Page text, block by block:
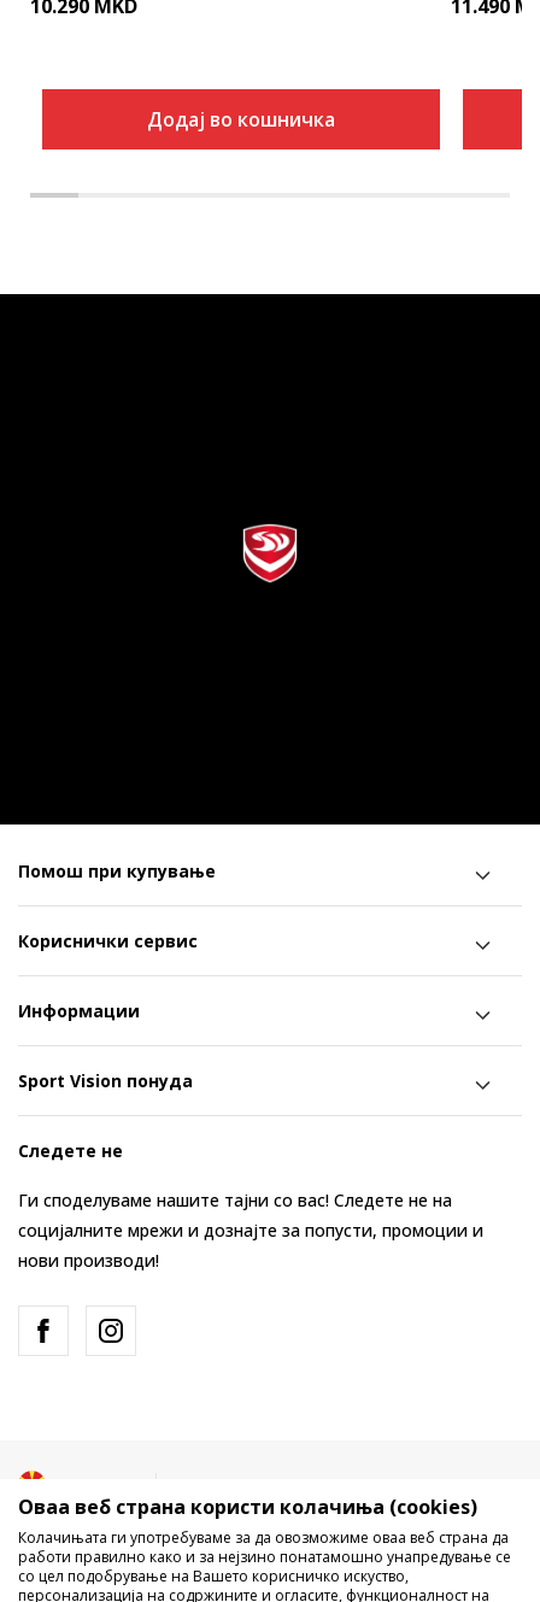
10.290 MKD
Додај во кошничка
11.490
Помош при купување
Кориснички сервис
Информации
Sport Vision понуда
Следете не
Ги споделуваме нашите тајни со вас! Следете не на
социјалните мрежи и дознајте за попусти, промоции и
нови производи!
Оваа веб страна користи колачиња (cookies)
Колачињата ги употребуваме за да овозможиме оваа веб страна да
работи правилно како и за нејзино понатамошно унапредување се
со цел подобрување на Вашето корисничко искуство,
персонализација на содржините и огласите, функционалност на